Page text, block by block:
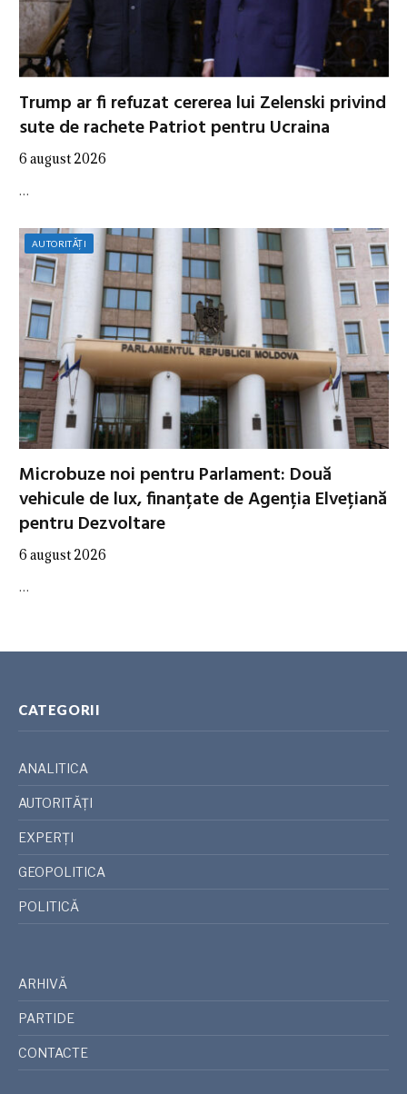
Trump ar fi refuzat cererea lui Zelenski privind
sute de rachete Patriot pentru Ucraina
6 august 2026
…
AUTORITĂȚI
Microbuze noi pentru Parlament: Două
vehicule de lux, finanțate de Agenția Elvețiană
pentru Dezvoltare
6 august 2026
…
CATEGORII
ANALITICA
AUTORITĂȚI
EXPERȚI
GEOPOLITICA
POLITICĂ
ARHIVĂ
PARTIDE
CONTACTE